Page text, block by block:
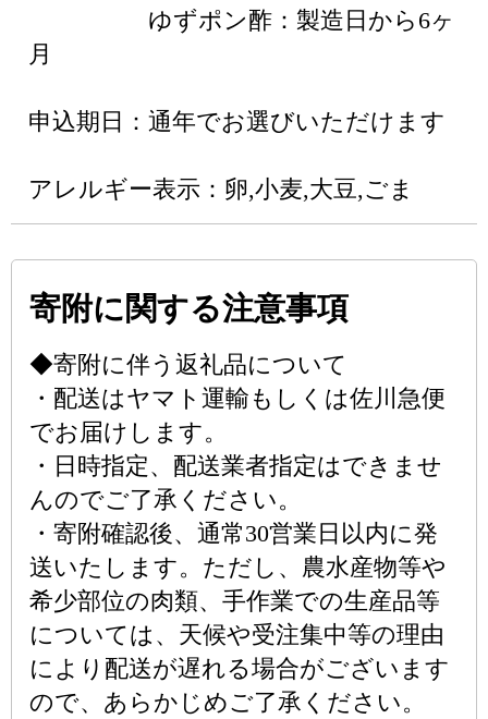
ゆずポン酢：製造日から6ヶ
月
申込期日：通年でお選びいただけます
アレルギー表示：卵,小麦,大豆,ごま
寄附に関する注意事項
◆寄附に伴う返礼品について
・配送はヤマト運輸もしくは佐川急便
でお届けします。
・日時指定、配送業者指定はできませ
んのでご了承ください。
・寄附確認後、通常30営業日以内に発
送いたします。ただし、農水産物等や
希少部位の肉類、手作業での生産品等
については、天候や受注集中等の理由
により配送が遅れる場合がございます
ので、あらかじめご了承ください。